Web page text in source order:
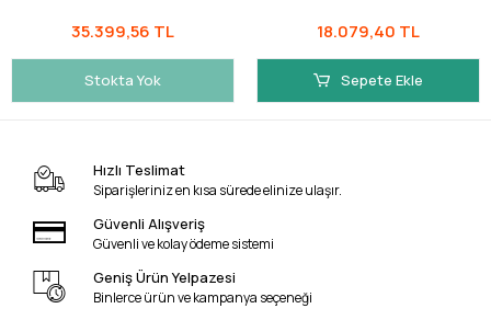
35.399,56 TL
Stokta Yok
18.079,40 TL
Sepete Ekle
Hızlı Teslimat
Siparişleriniz en kısa sürede elinize ulaşır.
Güvenli Alışveriş
Güvenli ve kolay ödeme sistemi
Geniş Ürün Yelpazesi
Binlerce ürün ve kampanya seçeneği